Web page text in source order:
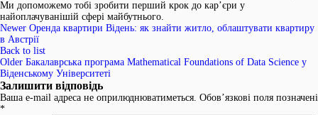
Ми допоможемо тобі зробити перший крок до кар’єри у
найоплачуванішій сфері майбутнього.
Newer Оренда квартири Відень: як знайти житло, облаштувати квартиру
в Австрії
Back to list
Older Бакалаврська програма Mathematical Foundations of Data Science у
Віденському Університеті
Залишити відповідь
Ваша e-mail адреса не оприлюднюватиметься. Обов’язкові поля позначені
*